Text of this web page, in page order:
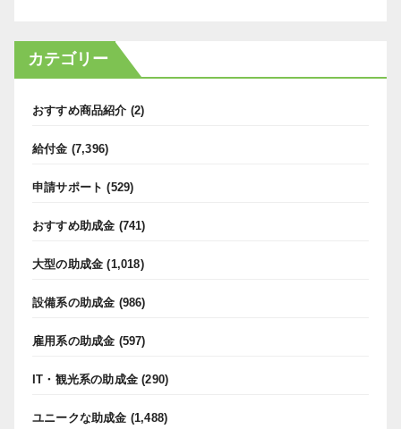
カテゴリー
おすすめ商品紹介 (2)
給付金 (7,396)
申請サポート (529)
おすすめ助成金 (741)
大型の助成金 (1,018)
設備系の助成金 (986)
雇用系の助成金 (597)
IT・観光系の助成金 (290)
ユニークな助成金 (1,488)